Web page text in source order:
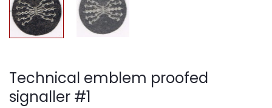
Technical emblem proofed
signaller #1